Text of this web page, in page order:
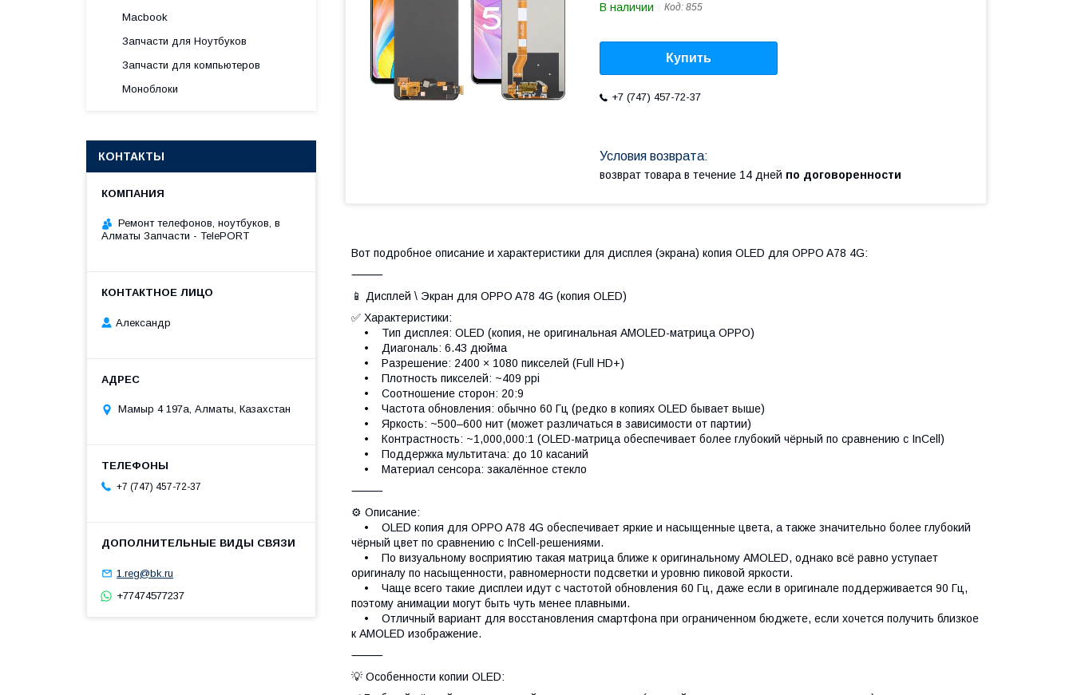
В наличии Код: 855
Купить
+7 (747) 457-72-37
возврат товара в течение 14 дней по договоренности
Вот подробное описание и характеристики для дисплея (экрана) копия OLED для OPPO A78 4G:
⸻
📱 Дисплей \ Экран для OPPO A78 4G (копия OLED)
✅ Характеристики:
• Тип дисплея: OLED (копия, не оригинальная AMOLED-матрица OPPO)
• Диагональ: 6.43 дюйма
• Разрешение: 2400 × 1080 пикселей (Full HD+)
• Плотность пикселей: ~409 ppi
• Соотношение сторон: 20:9
• Частота обновления: обычно 60 Гц (редко в копиях OLED бывает выше)
• Яркость: ~500–600 нит (может различаться в зависимости от партии)
• Контрастность: ~1,000,000:1 (OLED-матрица обеспечивает более глубокий чёрный по сравнению с InCell)
• Поддержка мультитача: до 10 касаний
• Материал сенсора: закалённое стекло
⸻
⚙ Описание:
• OLED копия для OPPO A78 4G обеспечивает яркие и насыщенные цвета, а также значительно более глубокий
чёрный цвет по сравнению с InCell-решениями.
• По визуальному восприятию такая матрица ближе к оригинальному AMOLED, однако всё равно уступает
оригиналу по насыщенности, равномерности подсветки и уровню пиковой яркости.
• Чаще всего такие дисплеи идут с частотой обновления 60 Гц, даже если в оригинале поддерживается 90 Гц,
поэтому анимации могут быть чуть менее плавными.
• Отличный вариант для восстановления смартфона при ограниченном бюджете, если хочется получить близкое
к AMOLED изображение.
⸻
💡 Особенности копии OLED:
Macbook
Запчасти для Ноутбуков
Запчасти для компьютеров
Моноблоки
КОНТАКТЫ
Ремонт телефонов, ноутбуков, в
Алматы Запчасти - TelePORT
Александр
Мамыр 4 197а, Алматы, Казахстан
+7 (747) 457-72-37
1.reg@bk.ru
+77474577237